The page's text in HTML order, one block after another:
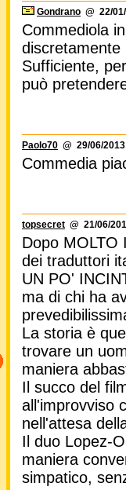
Gondrano @ 22/
Commediola
discretamente
Sufficiente,
può
Paolo70 @ 29/06/
Commedia
topsecret @ 21/06/
Dopo MOLTO
dei traduttori
UN PO'
ma di chi ha
La storia è
trovare un
maniera
Il succo del
all'improvviso
nell'attesa
Il duo Lopez-
maniera
simpatico,